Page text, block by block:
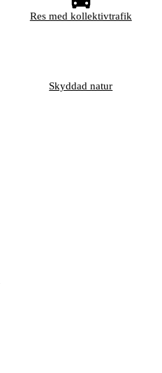
Res med kollektivtrafik
Skyddad natur